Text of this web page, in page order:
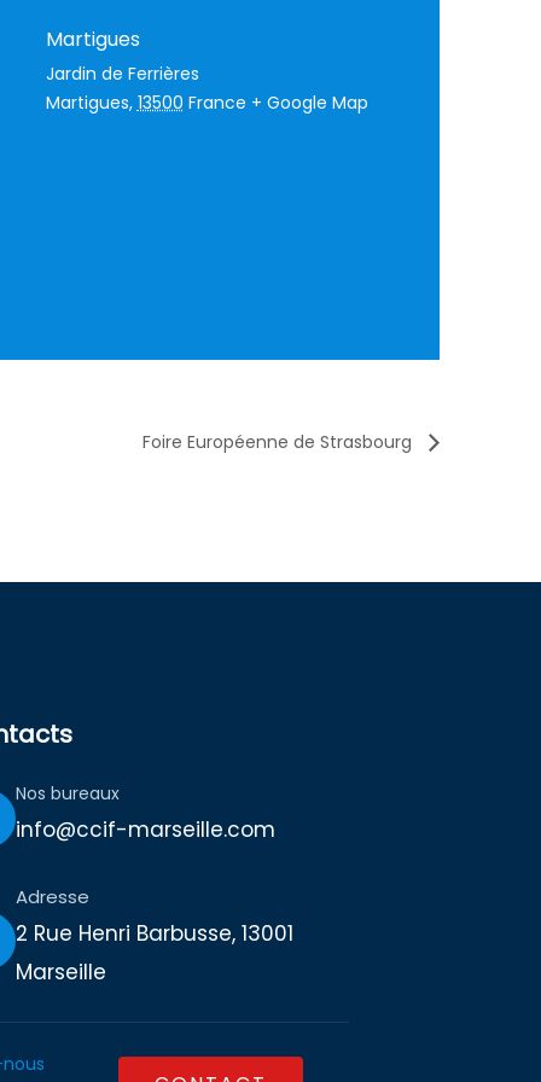
Martigues
Jardin de Ferrières
Martigues, 13500 France + Google Map
Foire Européenne de Strasbourg
Nos bureaux
info@ccif-marseille.com
Adresse
2 Rue Henri Barbusse, 13001
Marseille